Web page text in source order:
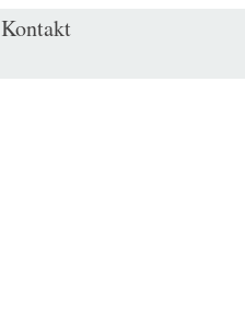
Kontakt